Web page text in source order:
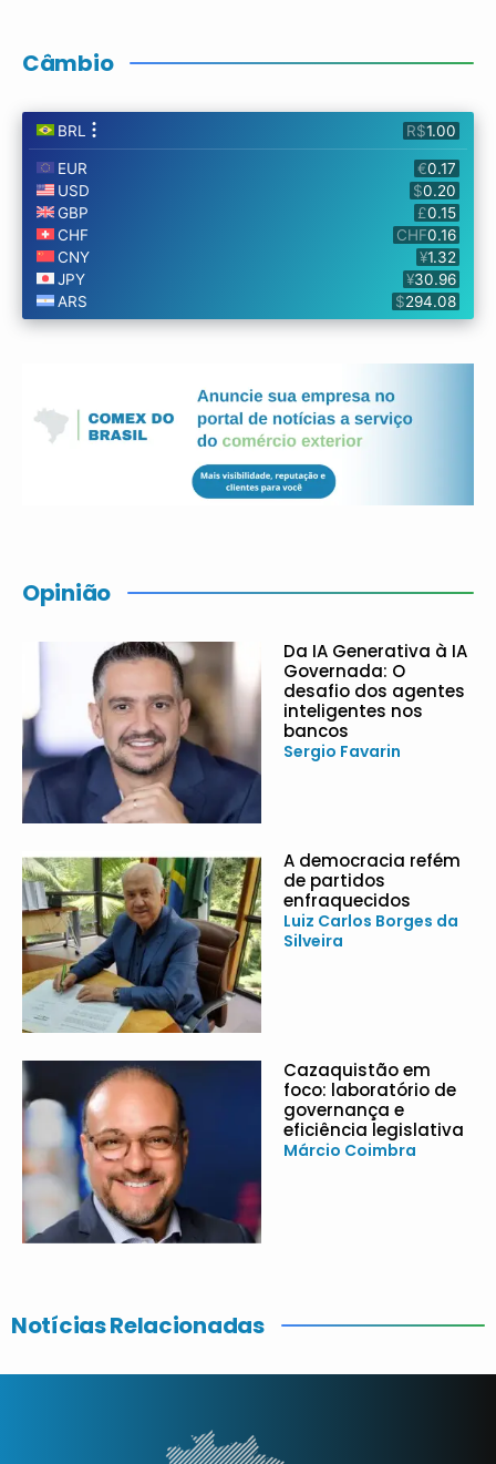
Câmbio
Opinião
Da IA Generativa à IA
Governada: O
desafio dos agentes
inteligentes nos
bancos
Sergio Favarin
A democracia refém
de partidos
enfraquecidos
Luiz Carlos Borges da
Silveira
Cazaquistão em
foco: laboratório de
governança e
eficiência legislativa
Márcio Coimbra
Notícias Relacionadas